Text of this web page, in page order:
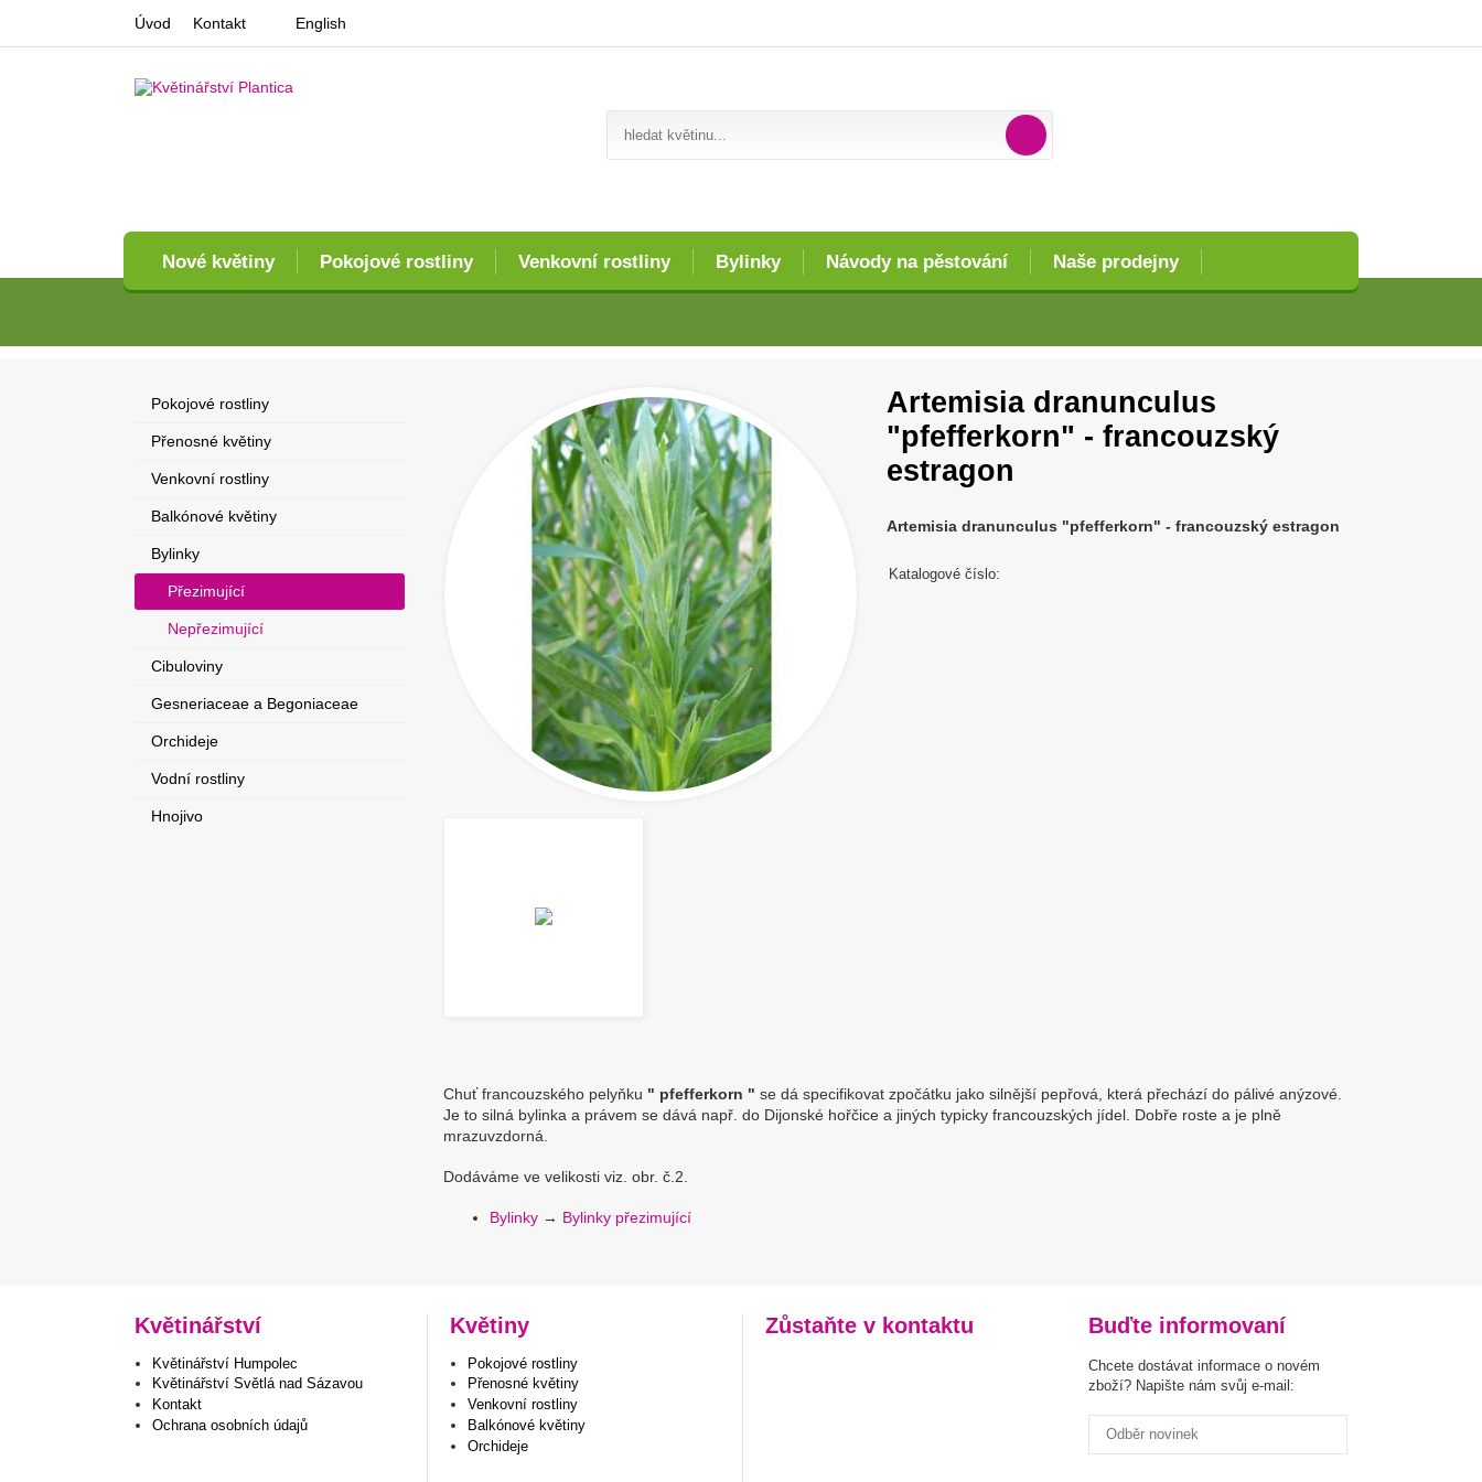
Nové květiny Pokojové rostliny Venkovní rostliny Bylinky Návody na pěstování Naše prodejny
Úvod Kontakt English
Artemisia dranunculus
"pfefferkorn" - francouzský
estragon
Artemisia dranunculus "pfefferkorn" - francouzský estragon
Katalogové číslo:
Chuť francouzského pelyňku " pfefferkorn " se dá specifikovat zpočátku jako silnější pepřová, která přechází do pálivé anýzové.
Je to silná bylinka a právem se dává např. do Dijonské hořčice a jiných typicky francouzských jídel. Dobře roste a je plně
mrazuvzdorná.
Dodáváme ve velikosti viz. obr. č.2.
Bylinky → Bylinky přezimující
Pokojové rostliny
Přenosné květiny
Venkovní rostliny
Balkónové květiny
Bylinky
Přezimující
Nepřezimující
Cibuloviny
Gesneriaceae a Begoniaceae
Orchideje
Vodní rostliny
Hnojivo
Květinářství
Květinářství Humpolec
Květinářství Světlá nad Sázavou
Kontakt
Ochrana osobních údajů
Květiny
Pokojové rostliny
Přenosné květiny
Venkovní rostliny
Balkónové květiny
Orchideje
Zůstaňte v kontaktu Buďte informovaní
Chcete dostávat informace o novém
zboží? Napište nám svůj e-mail: